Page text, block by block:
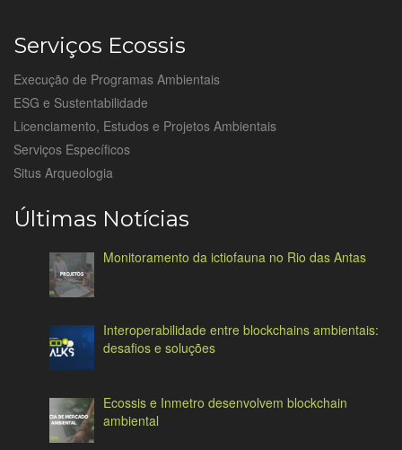
Serviços Ecossis
Execução de Programas Ambientais
ESG e Sustentabilidade
Licenciamento, Estudos e Projetos Ambientais
Serviços Específicos
Situs Arqueologia
Últimas Notícias
Monitoramento da ictiofauna no Rio das Antas
Interoperabilidade entre blockchains ambientais:
desafios e soluções
Ecossis e Inmetro desenvolvem blockchain
ambiental